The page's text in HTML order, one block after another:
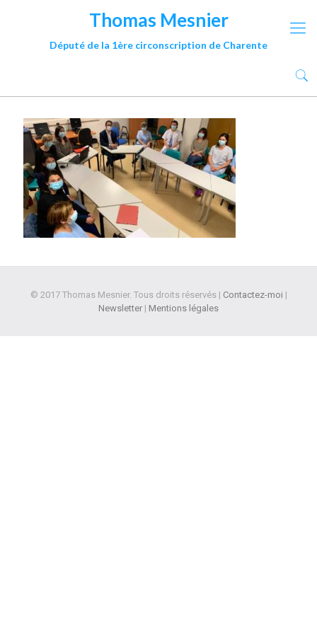
Thomas Mesnier
Député de la 1ère circonscription de Charente
© 2017 Thomas Mesnier. Tous droits réservés | Contactez-moi |
Newsletter | Mentions légales